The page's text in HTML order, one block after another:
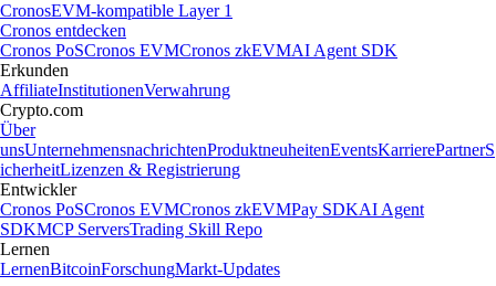
CronosEVM-kompatible Layer 1
Cronos entdecken
Cronos PoSCronos EVMCronos zkEVMAI Agent SDK
Erkunden
AffiliateInstitutionenVerwahrung
Crypto.com
Über
unsUnternehmensnachrichtenProduktneuheitenEventsKarrierePartnerS
icherheitLizenzen & Registrierung
Entwickler
Cronos PoSCronos EVMCronos zkEVMPay SDKAI Agent
SDKMCP ServersTrading Skill Repo
Lernen
LernenBitcoinForschungMarkt-Updates